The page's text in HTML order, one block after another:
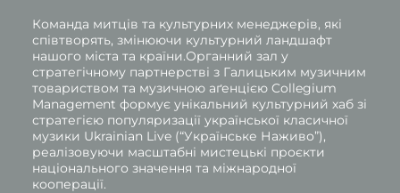
Команда митців та культурних менеджерів, які
співтворять, змінюючи культурний ландшафт
нашого міста та країни.Органний зал у
стратегічному партнерстві з Галицьким музичним
товариством та музичною аґенцією Collegium
Management формує унікальний культурний хаб зі
стратегією популяризації української класичної
музики Ukrainian Live (“Українське Наживо”),
реалізовуючи масштабні мистецькі проєкти
національного значення та міжнародної
кооперації.